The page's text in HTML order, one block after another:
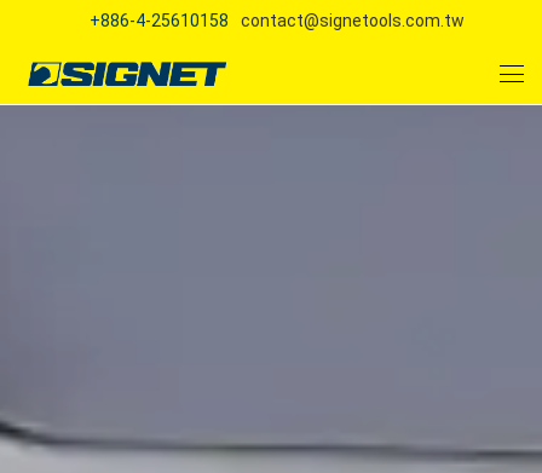
+886-4-25610158 contact@signetools.com.tw